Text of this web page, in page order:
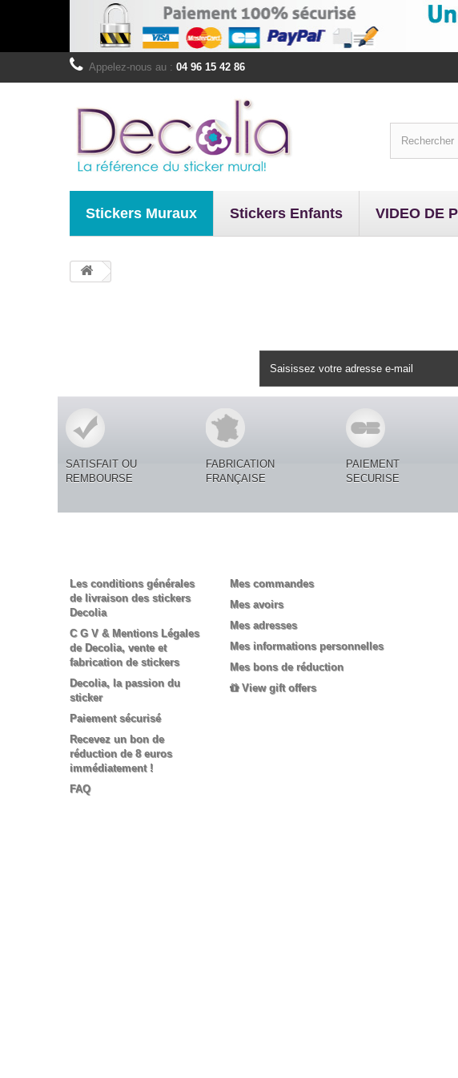
Appelez-nous au : 04 96 15 42 86
Stickers Muraux Stickers Enfants VIDEO DE
SATISFAIT OU
REMBOURSE
FABRICATION
FRANÇAISE
PAIEMENT
SECURISE
Les conditions générales
de livraison des stickers
Decolia
C G V & Mentions Légales
de Decolia, vente et
fabrication de stickers
Decolia, la passion du
sticker
Paiement sécurisé
Recevez un bon de
réduction de 8 euros
immédiatement !
FAQ
Mes commandes
Mes avoirs
Mes adresses
Mes informations personnelles
Mes bons de réduction
View gift offers